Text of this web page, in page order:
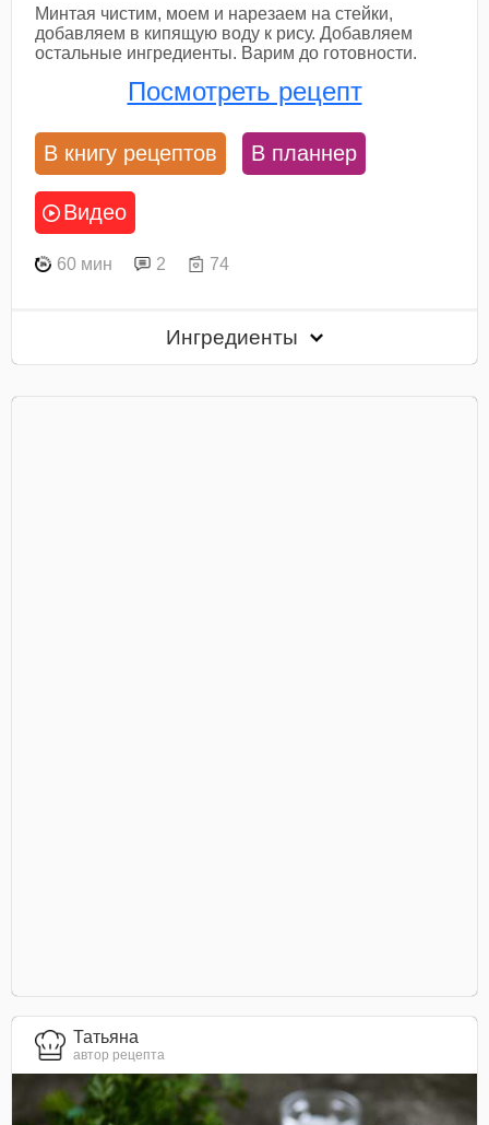
Минтая чистим, моем и нарезаем на стейки,
добавляем в кипящую воду к рису. Добавляем
остальные ингредиенты. Варим до готовности.
Посмотреть рецепт
В книгу рецептов В планнер
Видео
60 мин 2 74
Ингредиенты
Татьяна
автор рецепта